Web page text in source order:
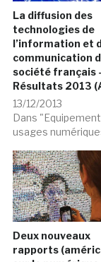
La diffusion des
technologies de
l’information et
communication
société français
Résultats 2013
13/12/2013
Dans
usages
Deux nouveaux
rapports